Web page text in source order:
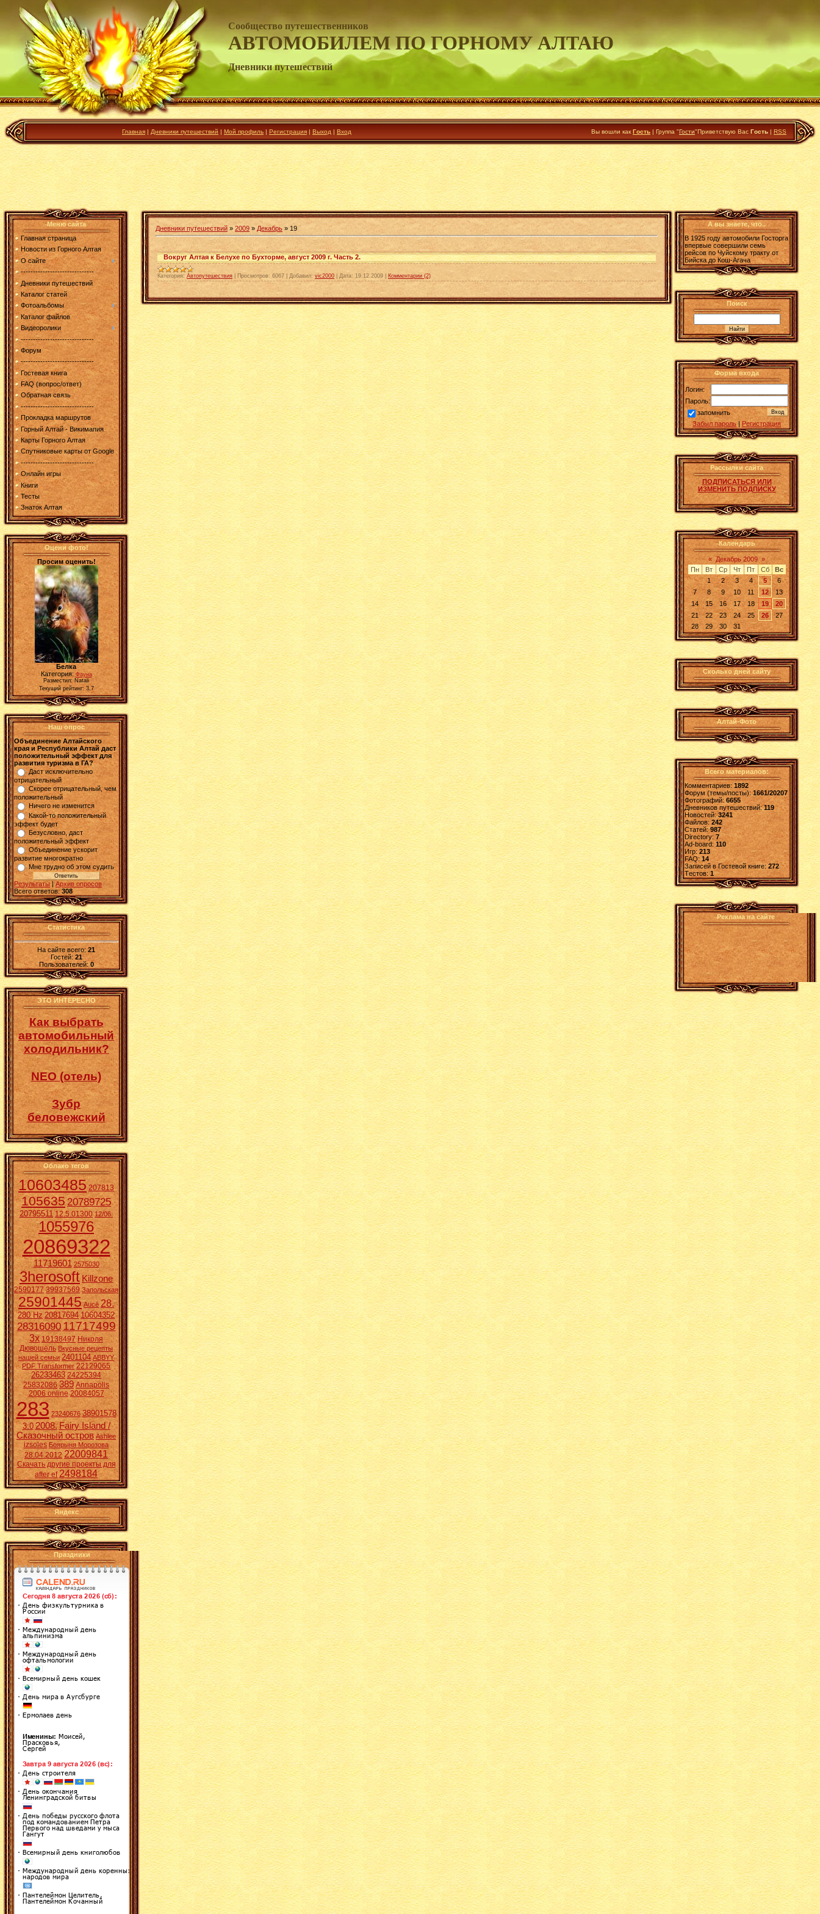
Сообщество путешественников
АВТОМОБИЛЕМ ПО ГОРНОМУ АЛТАЮ
Дневники путешествий
Главная | Дневники путешествий | Мой профиль | Регистрация | Выход | Вход Вы вошли как Гость | Группа "Гости"Приветствую Вас Гость | RSS
Меню сайта
Главная страница
Новости из Горного Алтая
О сайте
------------------------------
Дневники путешествий
Каталог статей
Фотоальбомы
Каталог файлов
Видеоролики
------------------------------
Форум
------------------------------
Гостевая книга
FAQ (вопрос/ответ)
Обратная связь
------------------------------
Прокладка маршрутов
Горный Алтай - Викимапия
Карты Горного Алтая
Спутниковые карты от Google
------------------------------
Онлайн игры
Книги
Тесты
Знаток Алтая
Оцени фото!
Просим оценить!
Белка
Категория: Фауна
Разместил: Natali
Текущий рейтинг: 3.7
Наш опрос
Объединение Алтайского
края и Республики Алтай даст
положительный эффект для
развития туризма в ГА?
Даст исключительно
отрицательный
Скорее отрицательный, чем
положительный
Ничего не изменится
Какой-то положительный
эффект будет
Безусловно, даст
положительный эффект
Объединение ускорит
развитие многократно
Мне трудно об этом судить
Результаты| Архив опросов
Всего ответов: 308
Статистика
На сайте всего:21
Гостей: 21
Пользователей: 0
ЭТО ИНТЕРЕСНО
Как выбрать
автомобильный
холодильник?
NEO (отель)
Зубр
беловежский
Облако тегов
10603485 207813
10563520789725
20795511 12.5.01300 12/06.
1055976
20869322
11719601 2575030
3herosoft Killzone
2590177 39937569 Запольская
25901445 Aucē 28.
280 Hz 20817694 10604352
2831609011717499
3x 19138497 Николя
Дювошель Вкусные рецепты
нашей семьи 2401104 ABBYY
PDF Transformer 22129065
26233463 24225394
25832086 389 Annapolis
2006 online 20084057
283 23240676 38901578
3:0 2008. Fairy Island /
Сказочный остров Ashlee
izsoles Боярыня Морозова
28.04.2012 22009841
Скачать другие проекты для
after ef 2498184
Яндекс
Праздники
Дневники путешествий » 2009 » Декабрь » 19
Вокруг Алтая к Белухе по Бухторме, август 2009 г. Часть 2.
Категория: Автопутешествия Просмотров: 6067 Добавил: vic2000 Дата: 19.12.2009 Комментарии (2)
А вы знаете, что..
В 1925 году автомобили Госторга
впервые совершили семь
рейсов по Чуйскому тракту от
Бийска до Кош-Агача
Поиск
Форма входа
Логин:
Пароль:
запомнить
Забыл пароль | Регистрация
Рассылки сайта
ПОДПИСАТЬСЯ ИЛИ
ИЗМЕНИТЬ ПОДПИСКУ
Календарь
« Декабрь 2009 »
Пн
Вт Ср Чт Пт Сб
Вс
1
2 3 4 5
6
7
8 9 10 11 12
13
14
15 16 17 18 19
20
21
22 23 24 25 26
27
28
29 30 31
Сколько дней сайту
Алтай-Фото
Всего материалов:
Комментариев: 1892
Форум (темы/посты):1661/20207
Фотографий:6655
Дневников путешествий:119
Новостей:3241
Файлов: 242
Статей:987
Directory: 7
Ad-board:110
Игр: 213
FAQ:14
Записей в Гостевой книге:272
Tестов: 1
Реклама на сайте